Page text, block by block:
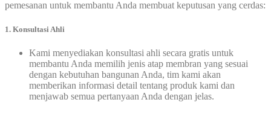
pemesanan untuk membantu Anda membuat keputusan yang cerdas:
1. Konsultasi Ahli
Kami menyediakan konsultasi ahli secara gratis untuk
membantu Anda memilih jenis atap membran yang sesuai
dengan kebutuhan bangunan Anda, tim kami akan
memberikan informasi detail tentang produk kami dan
menjawab semua pertanyaan Anda dengan jelas.